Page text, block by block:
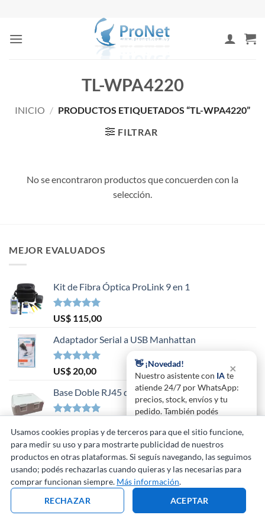
contenido
TL-WPA4220
INICIO / PRODUCTOS ETIQUETADOS “TL-WPA4220”
FILTRAR
No se encontraron productos que concuerden con la
selección.
MEJOR EVALUADOS
Kit de Fibra Óptica ProLink 9 en 1
Valorado en
5.00
de 5
US$ 115,00
Adaptador Serial a USB Manhattan
Valorado en
5.00
de 5
US$ 20,00
Base Doble RJ45 de montaje superficial
5.00 de 5
Visa
Electron
Maestro PayPal Visa
American
Express
Dinners
MARCAS QUIÉNES SOMOS GARANTÍAS PRONET URUGUAY
Copyright 2000-2026 © ProNet Tecnología S.R.L.
Usamos cookies propias y de terceros para que el sitio funcione,
para medir su uso y para mostrarte publicidad de nuestros
productos en otras plataformas. Si seguís navegando, las seguimos
usando; podés rechazarlas cuando quieras y las necesarias para
comprar funcionan siempre. Más información.
RECHAZAR
ACEPTAR
×
👋 ¡Novedad!
Nuestro asistente con IAte
atiende 24/7 por WhatsApp:
precios, stock, envíos y tu
pedido. También podés
WhatsApp.Probalo 💬